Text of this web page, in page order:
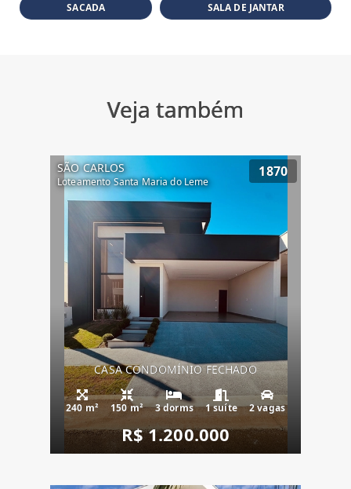
SACADA SALA DE JANTAR
Veja também
SÃO CARLOS
Loteamento Santa Maria do Leme
1870
CASA CONDOMÍNIO FECHADO
240 m² 150 m² 3 dorms 1 suíte 2 vagas
R$ 1.200.000